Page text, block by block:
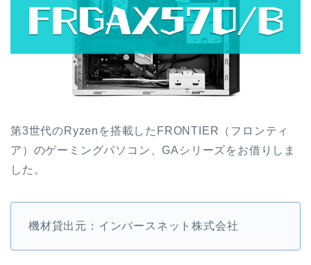
第3世代のRyzenを搭載したFRONTIER（フロンティ
ア）のゲーミングパソコン、GAシリーズをお借りしま
した。
機材貸出元：インバースネット株式会社